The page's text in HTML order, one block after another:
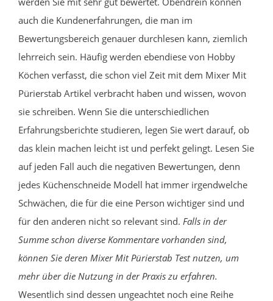
auch die Kundenerfahrungen, die man im
Bewertungsbereich genauer durchlesen kann, ziemlich
lehrreich sein. Häufig werden ebendiese von Hobby
Köchen verfasst, die schon viel Zeit mit dem Mixer Mit
Pürierstab Artikel verbracht haben und wissen, wovon
sie schreiben. Wenn Sie die unterschiedlichen
Erfahrungsberichte studieren, legen Sie wert darauf, ob
das klein machen leicht ist und perfekt gelingt. Lesen Sie
auf jeden Fall auch die negativen Bewertungen, denn
jedes Küchenschneide Modell hat immer irgendwelche
Schwächen, die für die eine Person wichtiger sind und
für den anderen nicht so relevant sind. Falls in der
Summe schon diverse Kommentare vorhanden sind,
können Sie deren Mixer Mit Pürierstab Test nutzen, um
mehr über die Nutzung in der Praxis zu erfahren.
Wesentlich sind dessen ungeachtet noch eine Reihe